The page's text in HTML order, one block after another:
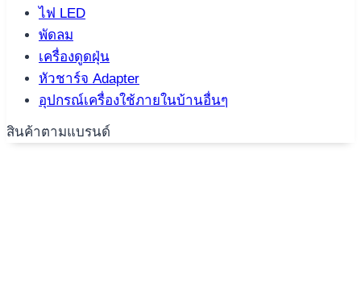
ไฟ LED
พัดลม
เครื่องดูดฝุ่น
หัวชาร์จ Adapter
อุปกรณ์เครื่องใช้ภายในบ้านอื่นๆ
สินค้าตามแบรนด์